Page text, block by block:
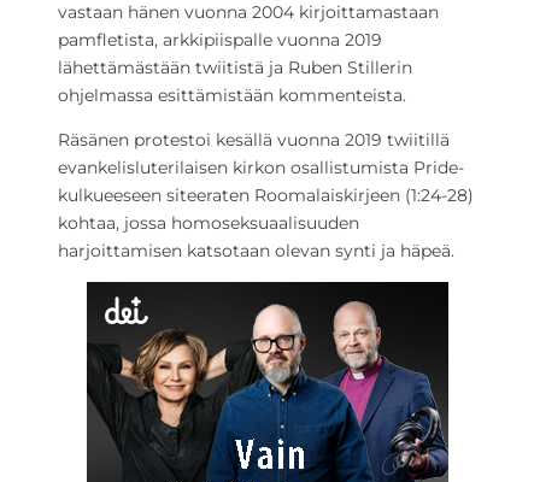
vastaan hänen vuonna 2004 kirjoittamastaan
pamfletista, arkkipiispalle vuonna 2019
lähettämästään twiitistä ja Ruben Stillerin
ohjelmassa esittämistään kommenteista.
Räsänen protestoi kesällä vuonna 2019 twiitillä
evankelisluterilaisen kirkon osallistumista Pride-
kulkueeseen siteeraten Roomalaiskirjeen (1:24-28)
kohtaa, jossa homoseksuaalisuuden
harjoittamisen katsotaan olevan synti ja häpeä.